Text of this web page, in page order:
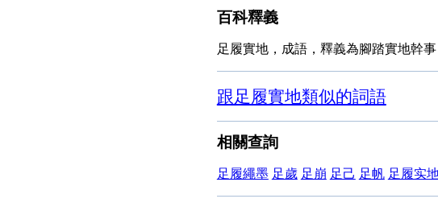
百科釋義
足履實地，成語，釋義為腳踏實地幹
跟足履實地類似的詞語
相關查詢
足履繩墨 足歲 足崩 足己 足帆 足履实